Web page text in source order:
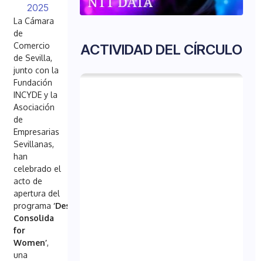
2025
La Cámara
de
Comercio
de Sevilla,
junto con la
Fundación
INCYDE y la
Asociación
de
Empresarias
Sevillanas,
han
celebrado el
acto de
apertura del
programa ‘Desafío
Consolida
for
Women’,
una
ACTIVIDAD DEL CÍRCULO